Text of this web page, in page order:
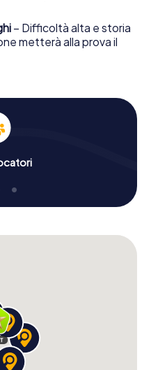
– Difficoltà alta e storia
metterà alla prova il